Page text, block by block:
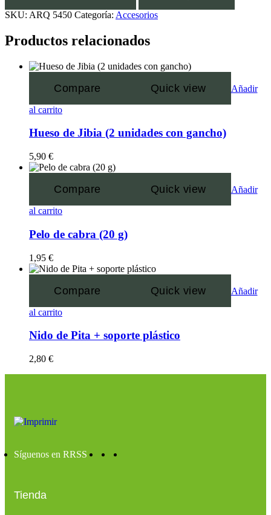
SKU: ARQ 5450 Categoría: Accesorios
Productos relacionados
Compare Quick view Añadir
al carrito
Hueso de Jibia (2 unidades con gancho)
5,90 €
Compare Quick view Añadir
al carrito
Pelo de cabra (20 g)
1,95 €
Compare Quick view Añadir
al carrito
Nido de Pita + soporte plástico
2,80 €
Síguenos en RRSS
Tienda